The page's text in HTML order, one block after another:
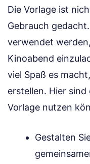
Die Vorlage ist
Gebrauch
verwendet
Kinoabend
viel Spaß es
erstellen. Hier sind
Vorlage nutzen
Gestalten